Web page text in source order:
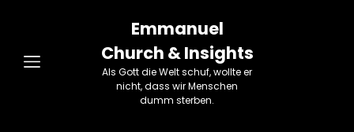
Emmanuel
Church & Insights
Als Gott die Welt schuf, wollte er
nicht, dass wir Menschen
dumm sterben.